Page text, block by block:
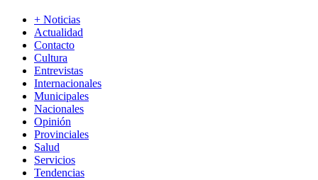
+ Noticias
Actualidad
Contacto
Cultura
Entrevistas
Internacionales
Municipales
Nacionales
Opinión
Provinciales
Salud
Servicios
Tendencias